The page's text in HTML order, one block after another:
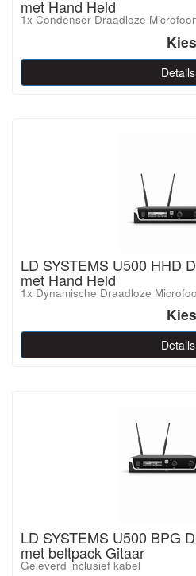
met Hand Held
1x Condenser Draadloze
Details
LD SYSTEMS U500 HHD
met Hand Held
1x Dynamische Draadloze
Details
LD SYSTEMS U500 BPG
met beltpack Gitaar
Geleverd inclusief kabel